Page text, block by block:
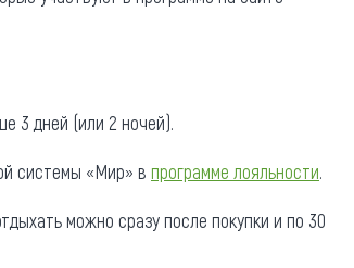
3 дней (или 2 ночей).
системы «Мир» в программе лояльности.
можно сразу после покупки и по 30